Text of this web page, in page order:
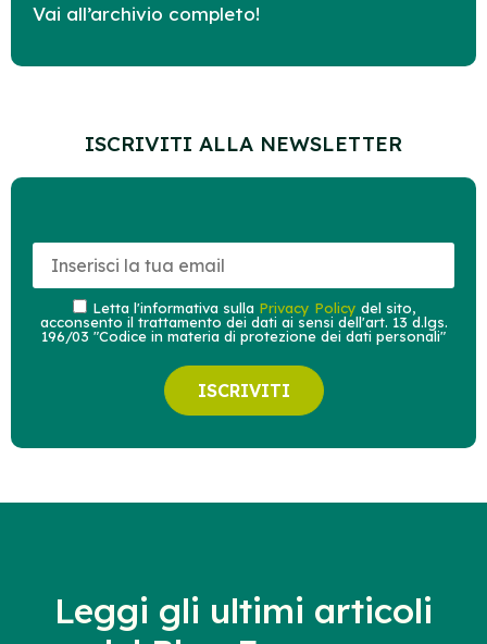
Vai all’archivio completo!
ISCRIVITI ALLA NEWSLETTER
Letta l'informativa sulla Privacy Policy del sito,
acconsento il trattamento dei dati ai sensi dell'art. 13 d.lgs.
196/03 "Codice in materia di protezione dei dati personali"
ISCRIVITI
Leggi gli ultimi articoli